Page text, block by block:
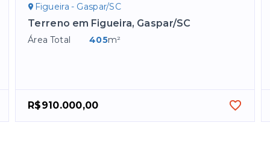
Figueira - Gaspar/SC
Terreno em Figueira, Gaspar/SC
Área Total 405m²
R$910.000,00